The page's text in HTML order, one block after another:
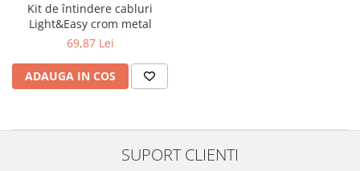
Accesorii
Decorative
Iluminare decorativă
Iluminare generală
Spoturi pentru mobilier
Kit de întindere cabluri
Light&Easy crom metal
69,87 Lei
ADAUGA IN COS
SUPORT CLIENTI